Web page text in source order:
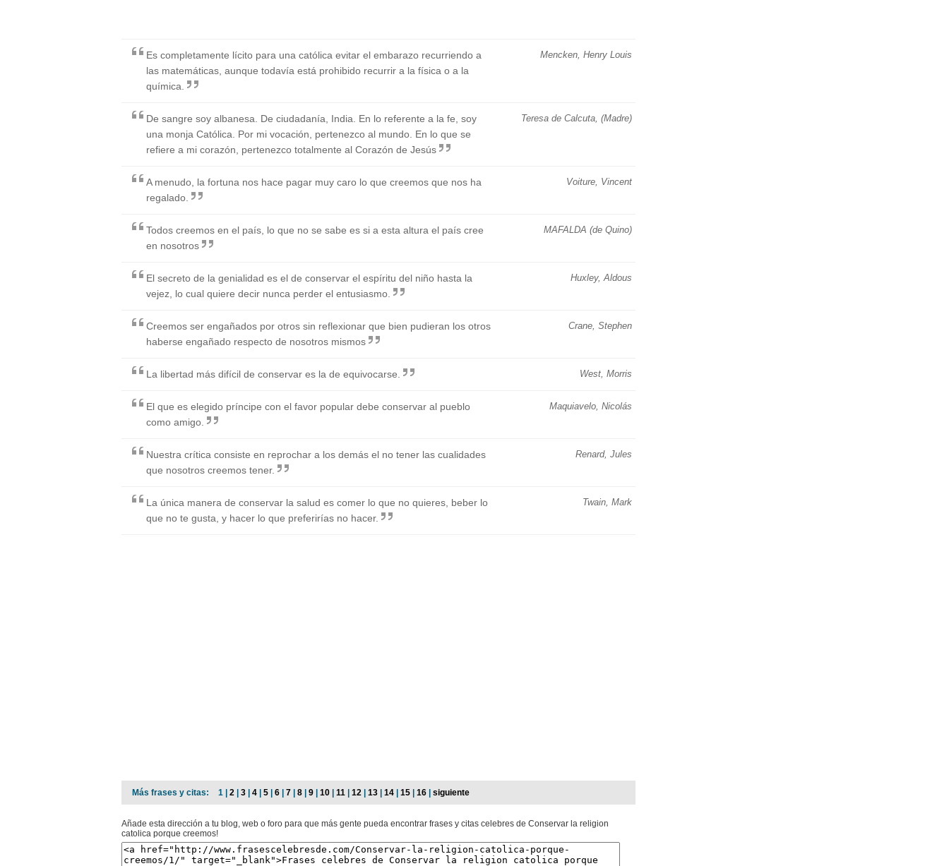
Mencken, Henry Louis
Es completamente lícito para una católica evitar el embarazo recurriendo a
las matemáticas, aunque todavía está prohibido recurrir a la física o a la
química.
Teresa de Calcuta, (Madre)
De sangre soy albanesa. De ciudadanía, India. En lo referente a la fe, soy
una monja Católica. Por mi vocación, pertenezco al mundo. En lo que se
refiere a mi corazón, pertenezco totalmente al Corazón de Jesús
Voiture, Vincent
A menudo, la fortuna nos hace pagar muy caro lo que creemos que nos ha
regalado.
MAFALDA (de Quino)
Todos creemos en el país, lo que no se sabe es si a esta altura el país cree
en nosotros
Huxley, Aldous
El secreto de la genialidad es el de conservar el espíritu del niño hasta la
vejez, lo cual quiere decir nunca perder el entusiasmo.
Crane, Stephen
Creemos ser engañados por otros sin reflexionar que bien pudieran los otros
haberse engañado respecto de nosotros mismos
West, Morris
La libertad más difícil de conservar es la de equivocarse.
Maquiavelo, Nicolás
El que es elegido príncipe con el favor popular debe conservar al pueblo
como amigo.
Renard, Jules
Nuestra crítica consiste en reprochar a los demás el no tener las cualidades
que nosotros creemos tener.
Twain, Mark
La única manera de conservar la salud es comer lo que no quieres, beber lo
que no te gusta, y hacer lo que preferirías no hacer.
Más frases y citas: 1 | 2 3 4 5 6 7 8 9 10 11 12 13 14 15 16 siguiente
Añade esta dirección a tu blog, web o foro para que más gente pueda encontrar frases y citas celebres de Conservar la religion
catolica porque creemos!